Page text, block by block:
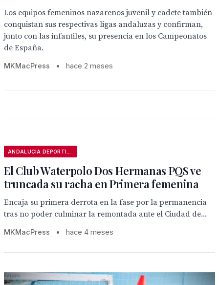
Los equipos femeninos nazarenos juvenil y cadete también
conquistan sus respectivas ligas andaluzas y confirman,
junto con las infantiles, su presencia en los Campeonatos
de España.
MKMacPress • hace 2 meses
El Club Waterpolo Dos Hermanas PQS ve
truncada su racha en Primera femenina
Encaja su primera derrota en la fase por la permanencia
tras no poder culminar la remontada ante el Ciudad de...
MKMacPress • hace 4 meses